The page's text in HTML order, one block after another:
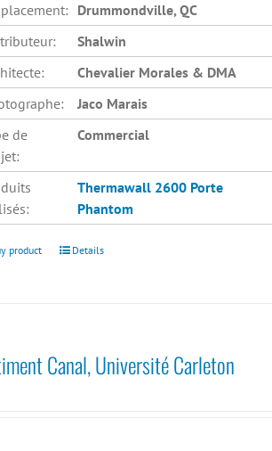
Drummondville, QC
Shalwin
Chevalier Morales & DMA
Jaco Marais
de
Commercial
Thermawall 2600 Porte
Phantom
product Details
Canal, Université Carleton